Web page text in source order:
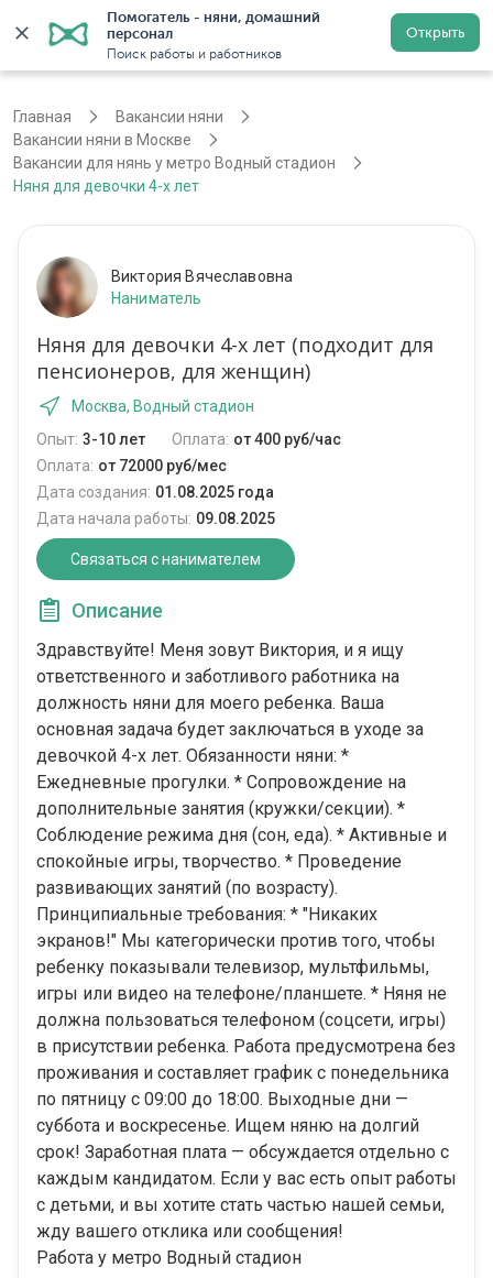
Помогатель - няни, домашний
персонал
Поиск работы и работников
Открыть
Регистрация
Главная
Вакансии няни
Вакансии няни в Москве
Вакансии для нянь у метро Водный стадион
Няня для девочки 4-х лет
Виктория Вячеславовна
Наниматель
Няня для девочки 4-х лет (подходит для
пенсионеров, для женщин)
Москва, Водный стадион
Опыт: 3-10 лет Оплата: от 400 руб/час
Оплата: от 72000 руб/мес
Дата создания: 01.08.2025 года
Дата начала работы: 09.08.2025
Связаться с нанимателем
Описание
Здравствуйте! Меня зовут Виктория, и я ищу
ответственного и заботливого работника на
должность няни для моего ребенка. Ваша
основная задача будет заключаться в уходе за
девочкой 4-х лет. Обязанности няни: *
Ежедневные прогулки. * Сопровождение на
дополнительные занятия (кружки/секции). *
Соблюдение режима дня (сон, еда). * Активные и
спокойные игры, творчество. * Проведение
развивающих занятий (по возрасту).
Принципиальные требования: * "Никаких
экранов!" Мы категорически против того, чтобы
ребенку показывали телевизор, мультфильмы,
игры или видео на телефоне/планшете. * Няня не
должна пользоваться телефоном (соцсети, игры)
в присутствии ребенка. Работа предусмотрена без
проживания и составляет график с понедельника
по пятницу с 09:00 до 18:00. Выходные дни —
суббота и воскресенье. Ищем няню на долгий
срок! Заработная плата — обсуждается отдельно с
каждым кандидатом. Если у вас есть опыт работы
с детьми, и вы хотите стать частью нашей семьи,
жду вашего отклика или сообщения!
Работа у метро Водный стадион